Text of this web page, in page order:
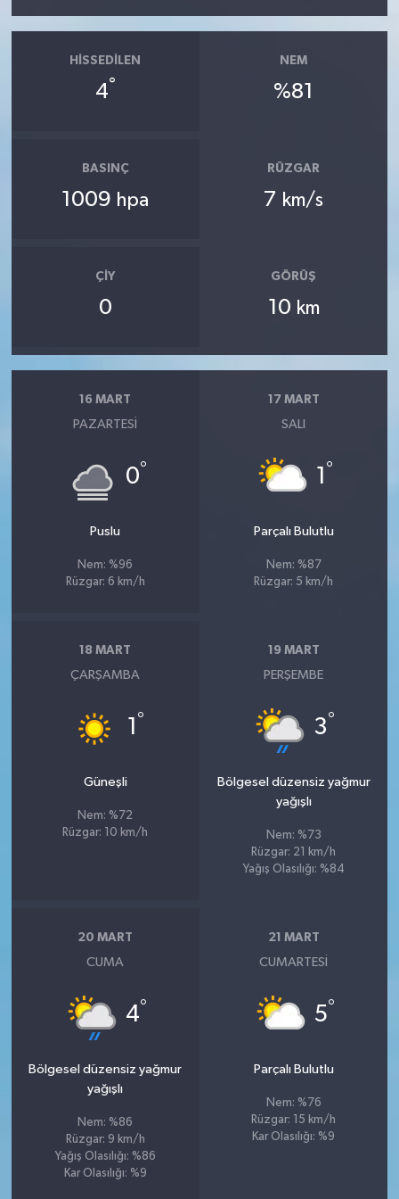
HISSEDILEN
4°
NEM
%81
BASINÇ
1009 hpa
RÜZGAR
7 km/s
ÇIY
0
GÖRÜŞ
10 km
16 MART
PAZARTESI
0°
Puslu
Nem: %96
Rüzgar: 6 km/h
17 MART
SALI
1 °
Parçalı Bulutlu
Nem: %87
Rüzgar: 5 km/h
18 MART
ÇARŞAMBA
1 °
Güneşli
Nem: %72
Rüzgar: 10 km/h
19 MART
PERŞEMBE
3°
Bölgesel düzensiz yağmur
yağışlı
Nem: %73
Rüzgar: 21 km/h
Yağış Olasılığı: %84
20 MART
CUMA
4°
Bölgesel düzensiz yağmur
yağışlı
Nem: %86
Rüzgar: 9 km/h
Yağış Olasılığı: %86
Kar Olasılığı: %9
21 MART
CUMARTESI
5°
Parçalı Bulutlu
Nem: %76
Rüzgar: 15 km/h
Kar Olasılığı: %9